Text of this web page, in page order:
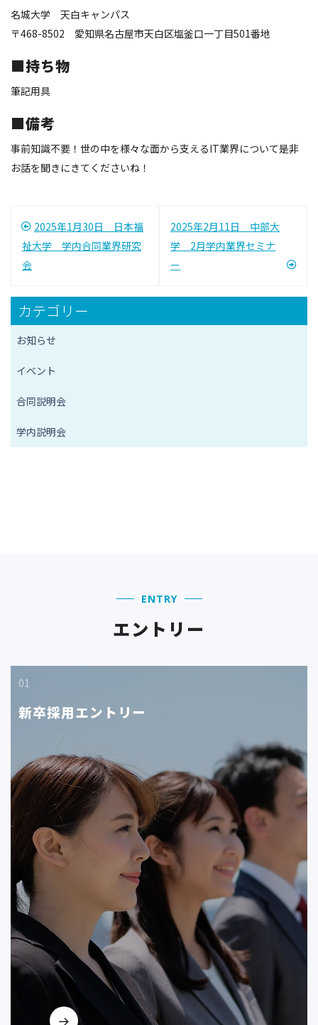
名城大学 天白キャンパス
〒468-8502 愛知県名古屋市天白区塩釜口一丁目501番地
■持ち物
筆記用具
■備考
事前知識不要！世の中を様々な面から支えるIT業界について是非
お話を聞きにきてくださいね！
投
稿
ナ
ビ
ゲ
2025年1月30日 日本福
祉大学 学内合同業界研究
会
2025年2月11日 中部大
学 2月学内業界セミナ
ー
カテゴリー
お知らせ
イベント
合同説明会
学内説明会
ENTRY
エントリー
01
新卒採用エントリー